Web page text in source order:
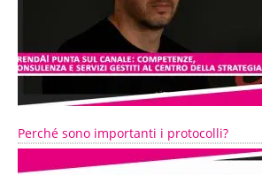
Perché sono importanti i protocolli?